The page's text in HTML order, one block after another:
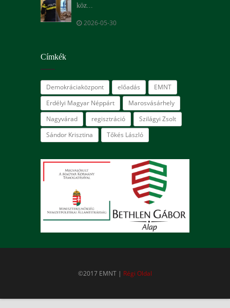
köz...
2026-05-30
Címkék
Demokráciaközpont előadás
EMNT
Erdélyi Magyar Néppárt
Marosvásárhely
Nagyvárad
regisztráció
Szilágyi Zsolt
Sándor Krisztina
Tőkés László
©2017 EMNT | Régi Oldal